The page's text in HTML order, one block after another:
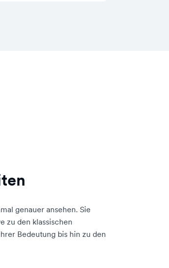
genauer ansehen. Sie
zu den klassischen
Bedeutung bis hin zu den